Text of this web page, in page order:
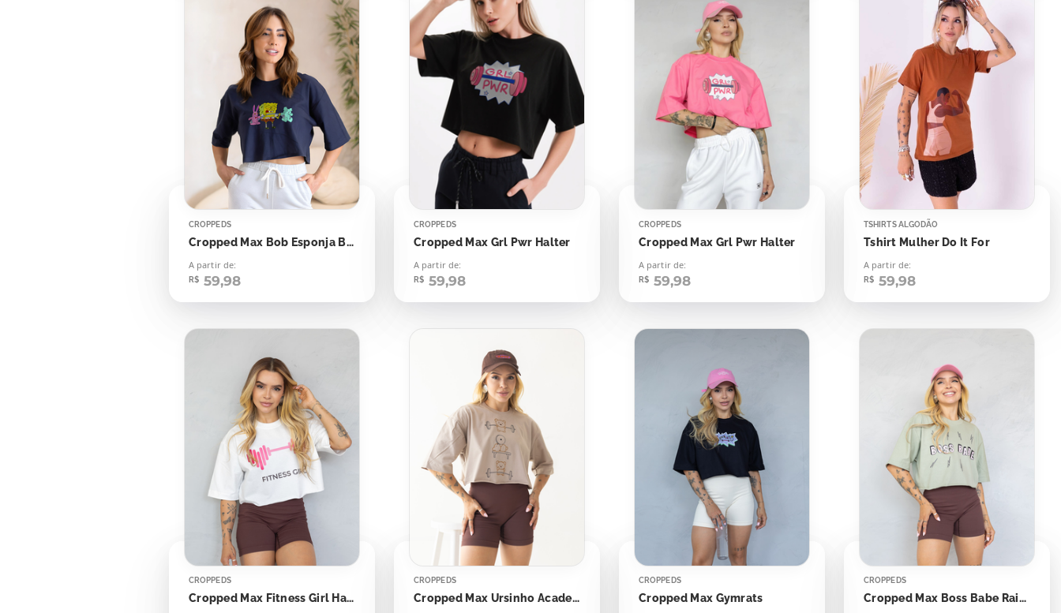
CROPPEDS
Cropped Max Bob Esponja Barra de Ursinhos
A partir de:
R$ 59,98
CROPPEDS
Cropped Max Grl Pwr Halter
A partir de:
R$ 59,98
CROPPEDS
Cropped Max Grl Pwr Halter
A partir de:
R$ 59,98
TSHIRTS ALGODÃO
Tshirt Mulher Do It For
A partir de:
R$ 59,98
CROPPEDS
Cropped Max Fitness Girl Halter de Corações
CROPPEDS
Cropped Max Ursinho Academia
CROPPEDS
Cropped Max Gymrats
CROPPEDS
Cropped Max Boss Babe Raios